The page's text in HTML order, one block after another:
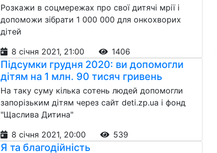
Розкажи в соцмережах про свої дитячі мрії і
допоможи зібрати 1 000 000 для онкохворих
дітей
8 січня 2021, 21:00
1406
Підсумки грудня 2020: ви допомогли
дітям на 1 млн. 90 тисяч гривень
На таку суму кілька сотень людей допомогли
запорізьким дітям через сайт deti.zp.ua і фонд
"Щаслива Дитина"
8 січня 2021, 20:00
539
Я та благодійність